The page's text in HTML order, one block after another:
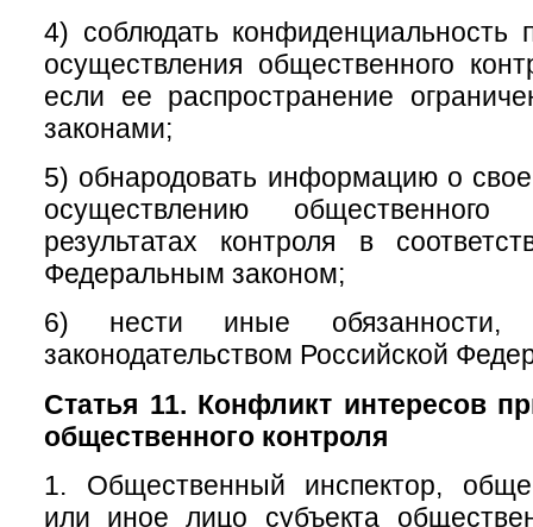
4) соблюдать конфиденциальность
осуществления общественного
если ее распространение
законами;
5) обнародовать информацию о
осуществлению
результатах контроля в
Федеральным законом;
6) нести иные обязанности,
законодательством Российской
Статья 11. Конфликт интересов
общественного контроля
1. Общественный инспектор,
или иное лицо субъекта